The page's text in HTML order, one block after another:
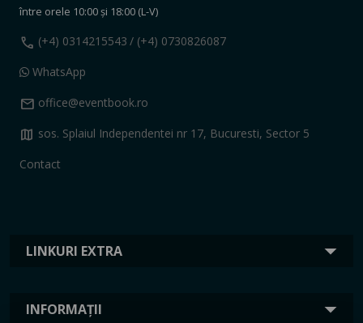
LINKURI EXTRA
INFORMAȚII
între orele 10:00 și 18:00 (L-V)
call (+4) 0314215543 / (+4) 0730826087
WhatsApp
mail office@eventbook.ro
map sos. Splaiul Independentei nr 17, Bucuresti, Sector 5
Contact